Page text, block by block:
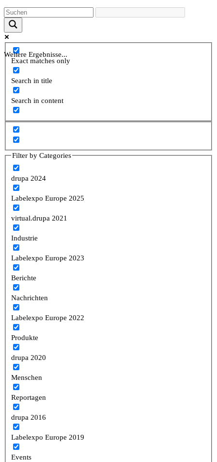
Weitere Ergebnisse...
Exact matches only
Search in title
Search in content
Filter by Categories
drupa 2024
Labelexpo Europe 2025
virtual.drupa 2021
Industrie
Labelexpo Europe 2023
Berichte
Nachrichten
Labelexpo Europe 2022
Produkte
drupa 2020
Menschen
Reportagen
drupa 2016
Labelexpo Europe 2019
Events